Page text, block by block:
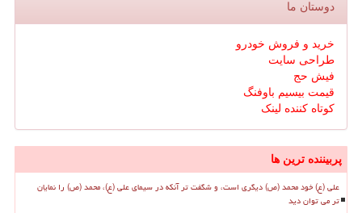
دوستان ما
خرید و فروش خودرو
طراحی سایت
فیش حج
قیمت بیسیم باوفنگ
کوتاه کننده لینک
پربیننده ترین ها
علی (ع) خود محمد (ص) دیگری است، و شگفت تر آنکه در سیمای علی (ع)، محمد (ص) را نمایان
تر می توان دید